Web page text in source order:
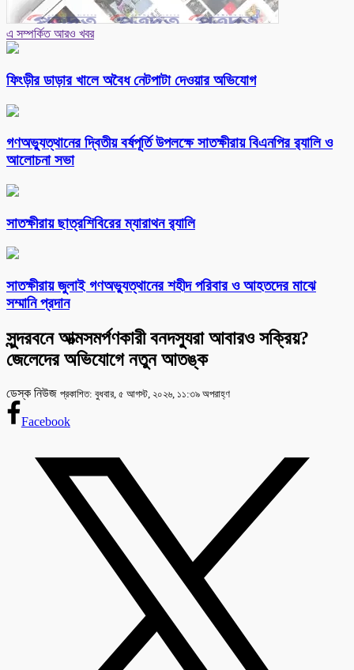
এ সম্পর্কিত আরও খবর
ফিংড়ীর ডাড়ার খালে অবৈধ নেটপাটা দেওয়ার অভিযোগ
গণঅভ্যুত্থানের দ্বিতীয় বর্ষপূর্তি উপলক্ষে সাতক্ষীরায় বিএনপির র‌্যালি ও
আলোচনা সভা
সাতক্ষীরায় ছাত্রশিবিরের ম্যারাথন র‌্যালি
সাতক্ষীরায় জুলাই গণঅভ্যুত্থানের শহীদ পরিবার ও আহতদের মাঝে
সম্মানি প্রদান
সুন্দরবনে আত্মসমর্পণকারী বনদস্যুরা আবারও সক্রিয়?
জেলেদের অভিযোগে নতুন আতঙ্ক
ডেস্ক নিউজ প্রকাশিত: বুধবার, ৫ আগস্ট, ২০২৬, ১১:৩৯ অপরাহ্ণ
Facebook